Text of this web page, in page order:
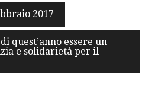
2017
quest’anno essere un
e solidarietà per il